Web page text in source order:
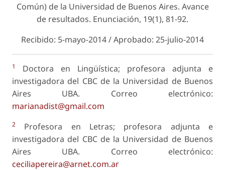
Común) de la Universidad de Buenos Aires. Avance
de resultados. Enunciación, 19(1), 81-92.
Recibido: 5-mayo-2014 / Aprobado: 25-julio-2014
1
Doctora en Lingüística; profesora adjunta e
investigadora del CBC de la Universidad de Buenos
Aires UBA. Correo electrónico:
marianadist@gmail.com
2
Profesora en Letras; profesora adjunta e
investigadora del CBC de la Universidad de Buenos
Aires UBA. Correo electrónico:
ceciliapereira@arnet.com.ar